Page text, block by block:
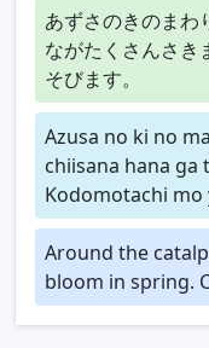
あずさのきのまわ
ながたくさんさき
そびます。
Azusa no ki no
chiisana hana ga
Kodomotachi
Around the
bloom in spring.